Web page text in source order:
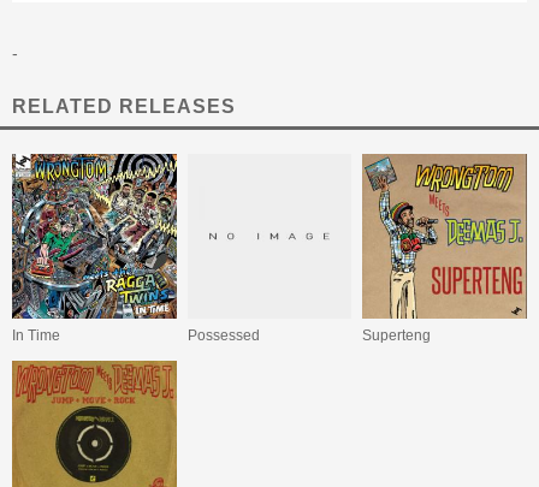
-
RELATED RELEASES
In Time Possessed Superteng